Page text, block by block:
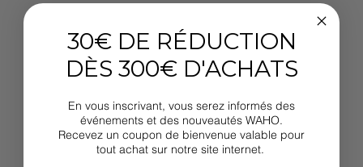
30€ DE RÉDUCTION
DÈS 300€ D'ACHATS
En vous inscrivant, vous serez informés des
événements et des nouveautés WAHO.
Recevez un coupon de bienvenue valable pour
tout achat sur notre site internet.